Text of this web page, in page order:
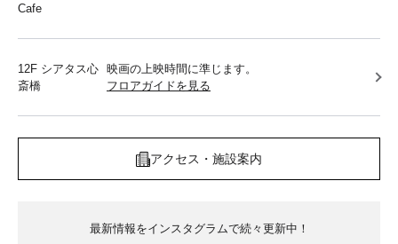
Cafe
12F シアタス心
斎橋
映画の上映時間に準じます。
フロアガイドを見る
アクセス・施設案内
最新情報をインスタグラムで続々更新中！